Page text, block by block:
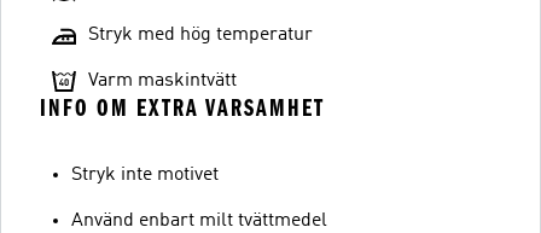
Stryk med hög temperatur
Varm maskintvätt
INFO OM EXTRA VARSAMHET
Stryk inte motivet
Använd enbart milt tvättmedel